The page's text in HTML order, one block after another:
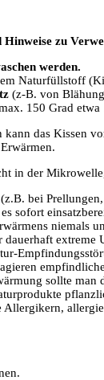
Hinweise zu
werden.
Naturfüllstoff
(z-B. von
150 Grad
das Kissen
in der
(z.B. bei
sofort
niemals
dauerhaft
sollte man